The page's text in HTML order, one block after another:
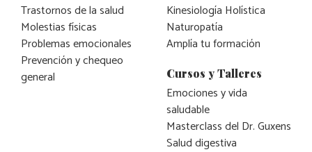
Trastornos de la salud
Molestias físicas
Problemas emocionales
Prevención y chequeo
general
Kinesiología Holística
Naturopatía
Amplía tu formación
Cursos y Talleres
Emociones y vida
saludable
Masterclass del Dr. Guxens
Salud digestiva